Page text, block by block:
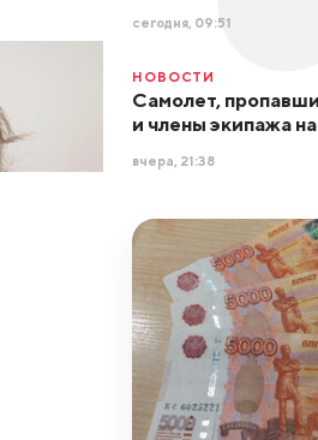
сегодня, 09:51
НОВОСТИ
Самолет,
и члены экипажа
вчера, 21:38